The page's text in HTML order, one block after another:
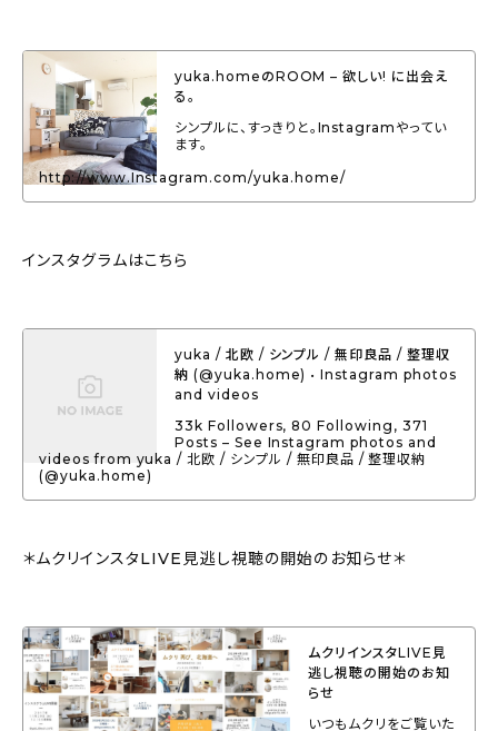
yuka.homeのROOM – 欲しい! に出会え
る。
シンプルに、すっきりと。Instagramやってい
ます。
http://www.Instagram.com/yuka.home/
インスタグラムはこちら
yuka / 北欧 / シンプル / 無印良品 / 整理収
納 (@yuka.home) • Instagram photos
and videos
33k Followers, 80 Following, 371
Posts – See Instagram photos and
videos from yuka / 北欧 / シンプル / 無印良品 / 整理収納
(@yuka.home)
＊ムクリインスタLIVE見逃し視聴の開始のお知らせ＊
ムクリインスタLIVE見
逃し視聴の開始のお知
らせ
いつもムクリをご覧いた